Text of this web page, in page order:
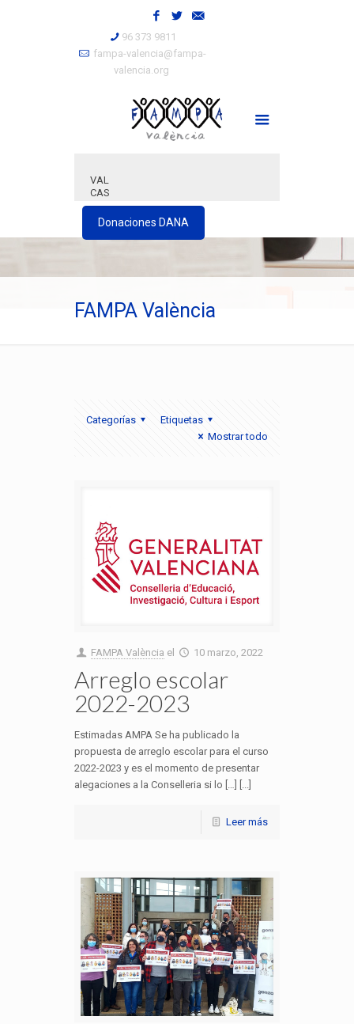
96 373 9811
fampa-valencia@fampa-
valencia.org
VAL
CAS
Donaciones DANA
FAMPA València
Categorías
Etiquetas
Mostrar todo
FAMPA València el 10 marzo, 2022
Arreglo escolar
2022-2023
Estimadas AMPA Se ha publicado la
propuesta de arreglo escolar para el curso
2022-2023 y es el momento de presentar
alegaciones a la Conselleria si lo […] [...]
Leer más